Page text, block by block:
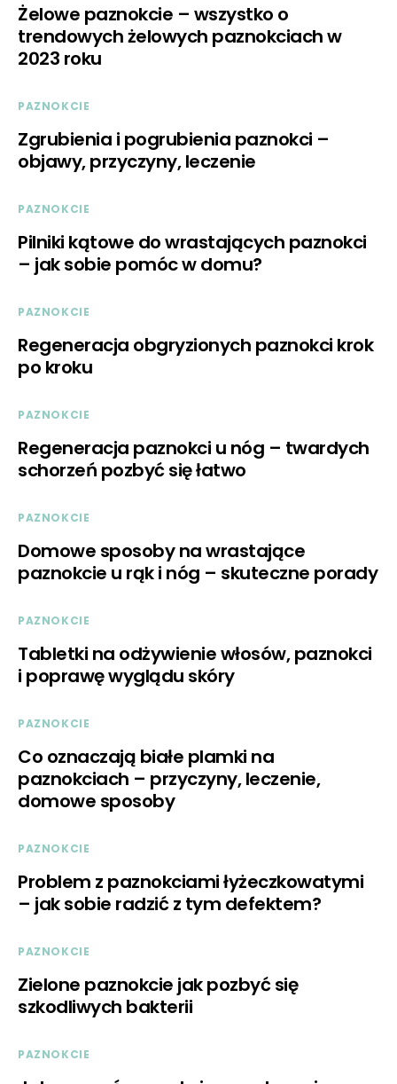
Żelowe paznokcie – wszystko o
trendowych żelowych paznokciach w
2023 roku
PAZNOKCIE
Zgrubienia i pogrubienia paznokci –
objawy, przyczyny, leczenie
PAZNOKCIE
Pilniki kątowe do wrastających paznokci
– jak sobie pomóc w domu?
PAZNOKCIE
Regeneracja obgryzionych paznokci krok
po kroku
PAZNOKCIE
Regeneracja paznokci u nóg – twardych
schorzeń pozbyć się łatwo
PAZNOKCIE
Domowe sposoby na wrastające
paznokcie u rąk i nóg – skuteczne porady
PAZNOKCIE
Tabletki na odżywienie włosów, paznokci
i poprawę wyglądu skóry
PAZNOKCIE
Co oznaczają białe plamki na
paznokciach – przyczyny, leczenie,
domowe sposoby
PAZNOKCIE
Problem z paznokciami łyżeczkowatymi
– jak sobie radzić z tym defektem?
PAZNOKCIE
Zielone paznokcie jak pozbyć się
szkodliwych bakterii
PAZNOKCIE